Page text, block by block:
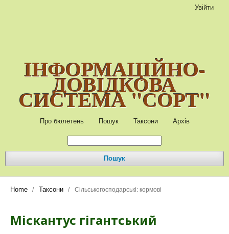
ІНФОРМАЦІЙНО-
ДОВІДКОВА
СИСТЕМА "СОРТ"
Про бюлетень Пошук Таксони Архів
Пошук
Увійти
Home / Таксони / Сільськогосподарські: кормові
Міскантус гігантський